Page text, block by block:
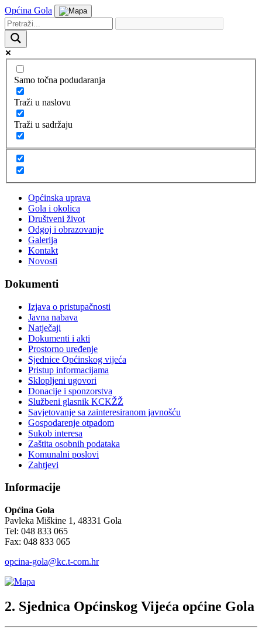
Općina Gola
Samo točna podudaranja
Traži u naslovu
Traži u sadržaju
Općinska uprava
Gola i okolica
Društveni život
Odgoj i obrazovanje
Galerija
Kontakt
Novosti
Dokumenti
Izjava o pristupačnosti
Javna nabava
Natječaji
Dokumenti i akti
Prostorno uređenje
Sjednice Općinskog vijeća
Pristup informacijama
Sklopljeni ugovori
Donacije i sponzorstva
Službeni glasnik KCKŽŽ
Savjetovanje sa zainteresiranom javnošću
Gospodarenje otpadom
Sukob interesa
Zaštita osobnih podataka
Komunalni poslovi
Zahtjevi
Informacije
Općina Gola
Pavleka Miškine 1, 48331 Gola
Tel: 048 833 065
Fax: 048 833 065
opcina-gola@kc.t-com.hr
2. Sjednica Općinskog Vijeća općine Gola